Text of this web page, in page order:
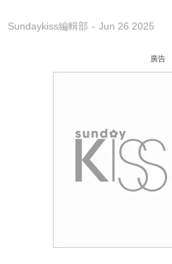
Sundaykiss編輯部 Jun 26 2025
廣告